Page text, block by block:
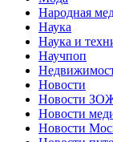
Народная
Наука
Наука и
Научпоп
Новости
Новости
Новости
Новости